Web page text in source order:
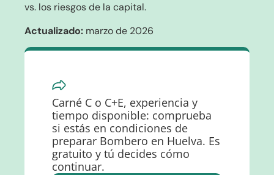
vs. los riesgos de la capital.
Actualizado: marzo de 2026
Carné C o C+E, experiencia y
tiempo disponible: comprueba
si estás en condiciones de
preparar Bombero en Huelva. Es
gratuito y tú decides cómo
continuar.